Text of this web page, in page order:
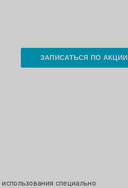
ЗАПИСАТЬСЯ ПО АКЦИИ
специально